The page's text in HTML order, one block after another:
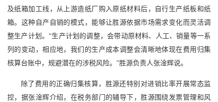
及纸箱加工线，从上游造纸厂购入原纸材料后，自行生产纸板和纸
箱。这种自产自销的模式，能够让胜源依据市场需求变化而灵活调
整生产计划。“生产计划的调整，会带动原材料、人工、销量等一系
列的变动，相应地，我们的生产成本调整会清晰地体现在费用归集
核算台账中，规避潜在的涉税风险。”胜源负责人张淦辉说。
除了费用的正确归集核算，胜源还特别对进销比率开展常态监
控，据张淦辉介绍，在税务部门的辅导下，胜源围绕发票管理和风